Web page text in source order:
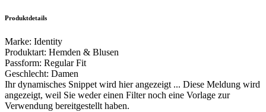
Produktdetails
Marke: Identity
Produktart: Hemden & Blusen
Passform: Regular Fit
Geschlecht: Damen
Ihr dynamisches Snippet wird hier angezeigt ... Diese Meldung wird
angezeigt, weil Sie weder einen Filter noch eine Vorlage zur
Verwendung bereitgestellt haben.